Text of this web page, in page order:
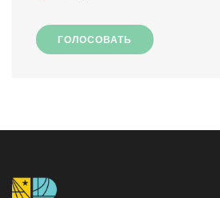
ГОЛОСОВАТЬ